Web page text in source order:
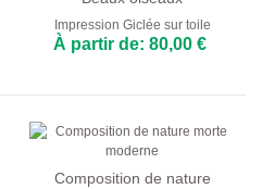
Impression Giclée sur toile
À partir de: 80,00 €
Composition de nature